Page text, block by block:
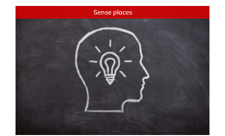
Sense places